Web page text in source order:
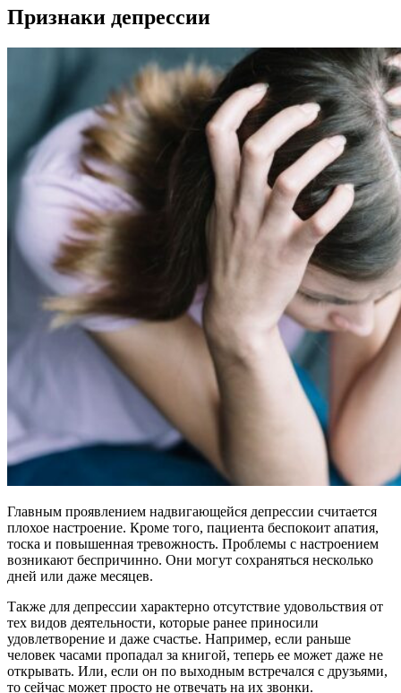
Признаки депрессии
Главным проявлением надвигающейся депрессии считается
плохое настроение. Кроме того, пациента беспокоит апатия,
тоска и повышенная тревожность. Проблемы с настроением
возникают беспричинно. Они могут сохраняться несколько
дней или даже месяцев.
Также для депрессии характерно отсутствие удовольствия от
тех видов деятельности, которые ранее приносили
удовлетворение и даже счастье. Например, если раньше
человек часами пропадал за книгой, теперь ее может даже не
открывать. Или, если он по выходным встречался с друзьями,
то сейчас может просто не отвечать на их звонки.